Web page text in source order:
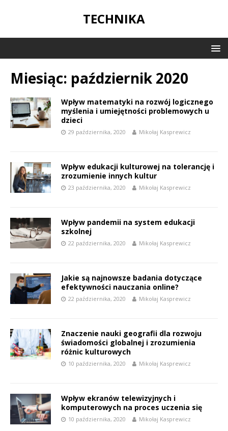
TECHNIKA
Miesiąc: październik 2020
Wpływ matematyki na rozwój logicznego
myślenia i umiejętności problemowych u
dzieci
29 października, 2020 Mikołaj Kasprewicz
Wpływ edukacji kulturowej na tolerancję i
zrozumienie innych kultur
23 października, 2020 Mikołaj Kasprewicz
Wpływ pandemii na system edukacji
szkolnej
22 października, 2020 Mikołaj Kasprewicz
Jakie są najnowsze badania dotyczące
efektywności nauczania online?
22 października, 2020 Mikołaj Kasprewicz
Znaczenie nauki geografii dla rozwoju
świadomości globalnej i zrozumienia
różnic kulturowych
10 października, 2020 Mikołaj Kasprewicz
Wpływ ekranów telewizyjnych i
komputerowych na proces uczenia się
10 października, 2020 Mikołaj Kasprewicz